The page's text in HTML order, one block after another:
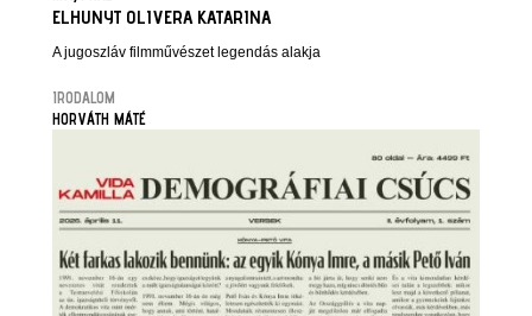
ELHUNYT OLIVERA KATARINA
A jugoszláv filmművészet legendás alakja
IRODALOM
HORVÁTH MÁTÉ